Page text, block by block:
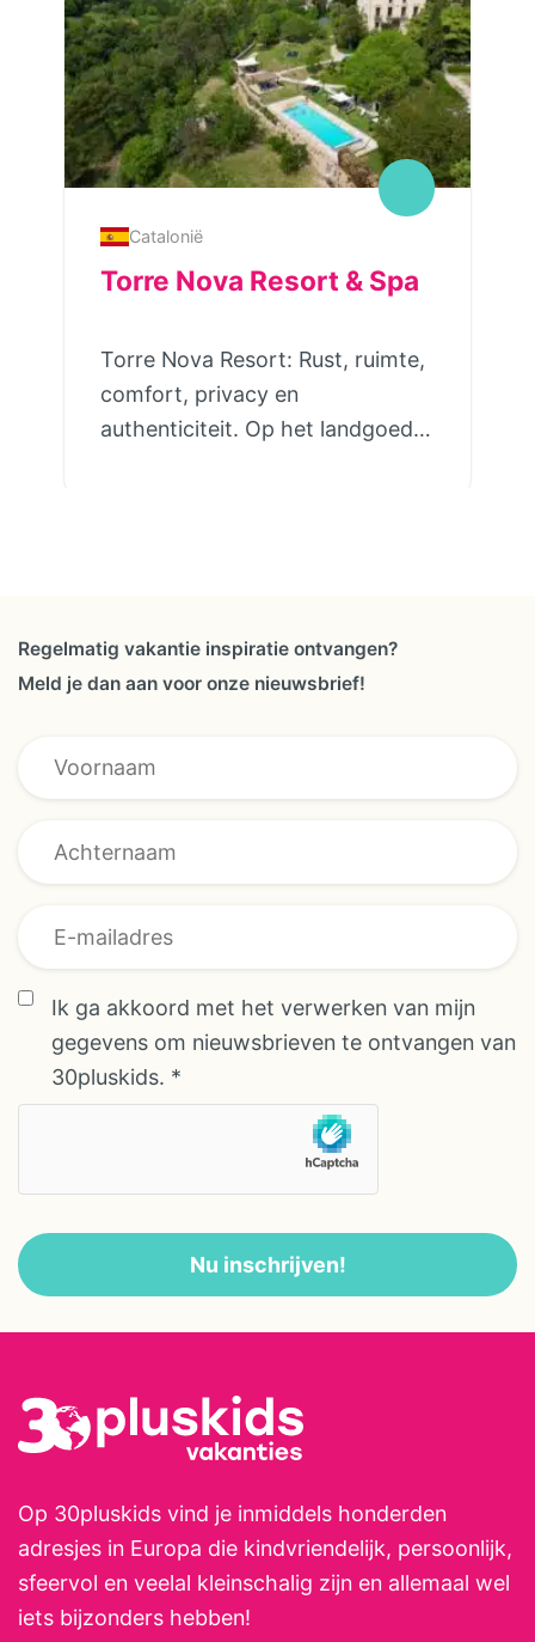
Catalonië
Torre Nova Resort & Spa
Torre Nova Resort: Rust, ruimte,
comfort, privacy en
authenticiteit. Op het landgoed
of grotere kinderen. Torre Nova
is een perfecte vakantiestek
vakantievriendjes om mee te
alle faciliteiten beschikbaar in het
vakantiehuis (kinderbedje,
in de tuin (kinderzwembanden,
speeltuintje). Er zijn ook
spelletjes, kinderboeken en er is
speelgoed beschikbaar. Voor
oudere kinderen is er snelle WIFI
;-), een groot (verwarmd)
zwembad, tafeltennistafel, jeu de
en een damtafel. Tennis- en
padelbanen op 150 meter. Er is
ook heel veel te doen voor
Catalonië. Wat voorbeelden zijn:
de zee en het strand op 30
minuten, Port Aventura (het
grootste pretpark van Europa
met een enorm waterpark), en
natuurlijk Barcelona met het
Aquarium, Cosmo Caixa (science
Regelmatig vakantie inspiratie ontvangen?
Meld je dan aan voor onze nieuwsbrief!
* E-mailadres *
Ik ga akkoord met het verwerken van mijn
gegevens om nieuwsbrieven te ontvangen van
30pluskids. *
Nu inschrijven!
Op 30pluskids vind je inmiddels honderden
adresjes in Europa die kindvriendelijk, persoonlijk,
sfeervol en veelal kleinschalig zijn en allemaal wel
iets bijzonders hebben!